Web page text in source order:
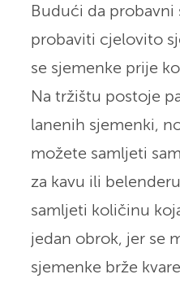
Budući da probavni
probaviti cjelovito
se sjemenke prije
Na tržištu postoje
lanenih sjemenki,
možete samljeti
za kavu ili
samljeti količinu
jedan obrok, jer se
sjemenke brže